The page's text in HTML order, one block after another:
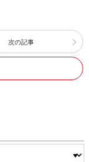
次の記事